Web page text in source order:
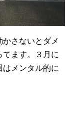
さないとダメ
ます。３月に
メンタル的に